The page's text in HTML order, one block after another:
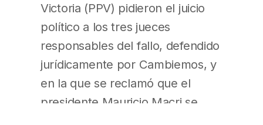
Victoria (PPV) pidieron el juicio
político a los tres jueces
responsables del fallo, defendido
jurídicamente por Cambiemos, y
en la que se reclamó que el
presidente Mauricio Macri se